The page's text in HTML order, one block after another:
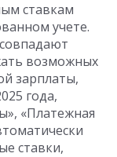
ставкам
учете.
возможных
зарплаты,
года,
«Платежная
ставки,